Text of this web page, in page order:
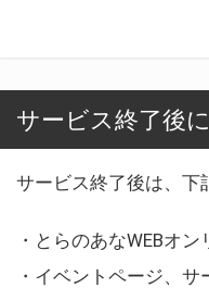
サービス終了後
サービス終了後は、下
・とらのあなWEBオ
・イベントページ、